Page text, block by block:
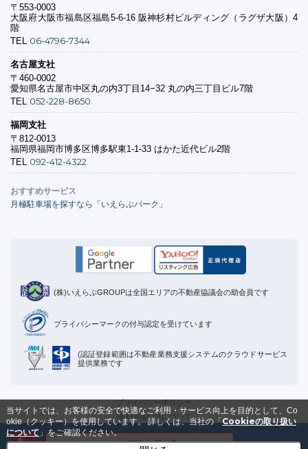
メールで資料を受け取る
〒553-0003
大阪府大阪市福島区福島5-6-16 阪神杉村ビルディング（ラグザ大阪）4
階
TEL 06-4796-7344
名古屋支社
〒460-0002
愛知県名古屋市中区丸の内3丁目14−32 丸の内三丁目ビル7階
TEL 052-228-8650
福岡支社
〒812-0013
福岡県福岡市博多区博多駅東1-1-33 はかた近代ビル2階
TEL 092-412-4322
おすすめサービス
月極駐車場を探すなら「いえらぶパーク」
(株)いえらぶGROUPは全国エリアの不動産協議会の助会員です
プライバシーマークの付与認定を受けています
(認証登録範囲は不動産業務支援システムのクラウドサービス
提供業務です
プライバシーポリシー
個人情報取扱について
Cookieの取り扱いについて
運営会社
当サイトでは、お客様の安全で快適なご利用・サービス向上を目的として、Co
okie（クッキー）を使用しています。詳しくは、当社の「Cookieの取り扱い
について 」をご確認ください。